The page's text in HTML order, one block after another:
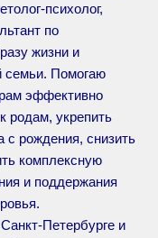
психолог,
по
жизни и
семьи. Помогаю
эффективно
родам, укрепить
с рождения, снизить
комплексную
и поддержания
Петербурге и